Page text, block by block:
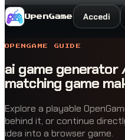
OpenGame Accedi
OPENGAME GUIDE
ai game generator
matching game
Explore a playable
behind it, or continue
idea into a browser game.